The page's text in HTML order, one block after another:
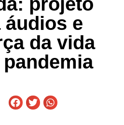
e
da vida